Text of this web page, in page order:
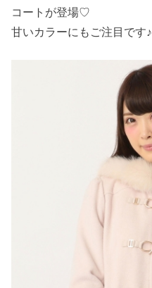
コートが登場♡
甘いカラーにもご注目です♪